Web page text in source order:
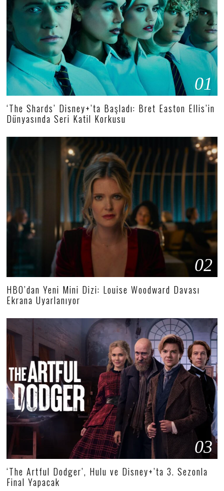
01
‘The Shards’ Disney+’ta Başladı: Bret Easton Ellis’in
Dünyasında Seri Katil Korkusu
02
HBO’dan Yeni Mini Dizi: Louise Woodward Davası
Ekrana Uyarlanıyor
03
‘The Artful Dodger’, Hulu ve Disney+’ta 3. Sezonla
Final Yapacak